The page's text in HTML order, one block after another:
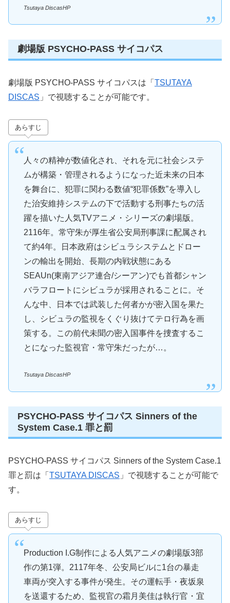
Tsutaya DiscasHP
劇場版 PSYCHO-PASS サイコパス
劇場版 PSYCHO-PASS サイコパスは「 TSUTAYA
DISCAS 」で視聴することが可能です。
あらすじ
人々の精神が数値化され、それを元に社会システ
ムが構築・管理されるようになった近未来の日本
を舞台に、犯罪に関わる数値“犯罪係数”を導入し
た治安維持システムの下で活動する刑事たちの活
躍を描いた人気TVアニメ・シリーズの劇場版。
2116年。常守朱が厚生省公安局刑事課に配属され
て約4年。日本政府はシビュラシステムとドロー
ンの輸出を開始、長期の内戦状態にある
SEAUn(東南アジア連合/シーアン)でも首都シャン
バラフロートにシビュラが採用されることに。そ
んな中、日本では武装した何者かが密入国を果た
し、シビュラの監視をくぐり抜けてテロ行為を画
策する。この前代未聞の密入国事件を捜査するこ
とになった監視官・常守朱だったが…。
Tsutaya DiscasHP
PSYCHO-PASS サイコパス Sinners of the
System Case.1 罪と罰
PSYCHO-PASS サイコパス Sinners of the System Case.1
罪と罰は「 TSUTAYA DISCAS 」で視聴することが可能で
す。
あらすじ
Production I.G制作による人気アニメの劇場版3部
作の第1弾。2117年冬、公安局ビルに1台の暴走
車両が突入する事件が発生。その運転手・夜坂泉
を送還するため、監視官の霜月美佳は執行官・宜